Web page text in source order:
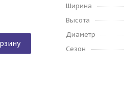
Ширина
Высота
Диаметр
Сезон